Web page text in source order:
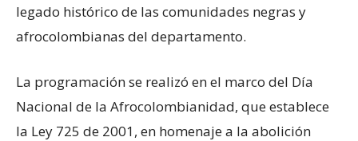
legado histórico de las comunidades negras y
afrocolombianas del departamento.
La programación se realizó en el marco del Día
Nacional de la Afrocolombianidad, que establece
la Ley 725 de 2001, en homenaje a la abolición